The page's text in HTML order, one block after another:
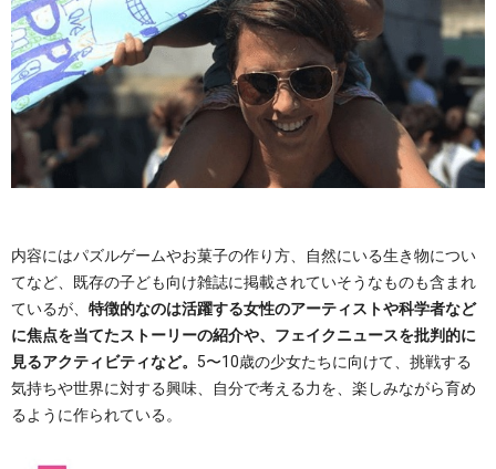
内容にはパズルゲームやお菓子の作り方、自然にいる生き物につい
てなど、既存の子ども向け雑誌に掲載されていそうなものも含まれ
ているが、 特徴的なのは活躍する女性のアーティストや科学者など
に焦点を当てたストーリーの紹介や、フェイクニュースを批判的に
見るアクティビティなど。 5〜10歳の少女たちに向けて、挑戦する
気持ちや世界に対する興味、自分で考える力を、楽しみながら育め
るように作られている。